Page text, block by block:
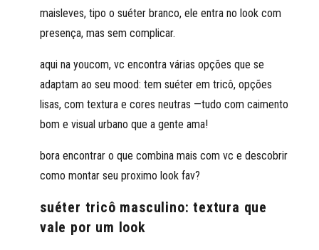
maisleves, tipo o suéter branco, ele entra no look com
presença, mas sem complicar.
aqui na youcom, vc encontra várias opções que se
adaptam ao seu mood: tem suéter em tricô, opções
lisas, com textura e cores neutras —tudo com caimento
bom e visual urbano que a gente ama!
bora encontrar o que combina mais com vc e descobrir
como montar seu proximo look fav?
suéter tricô masculino: textura que
vale por um look